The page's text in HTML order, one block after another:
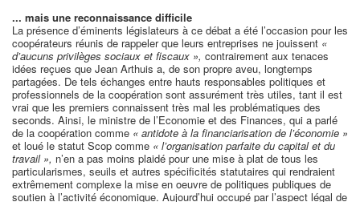
... mais une reconnaissance difficile
La présence d’éminents législateurs à ce débat a été l’occasion pour les
coopérateurs réunis de rappeler que leurs entreprises ne jouissent «
d’aucuns privilèges sociaux et fiscaux », contrairement aux tenaces
idées reçues que Jean Arthuis a, de son propre aveu, longtemps
partagées. De tels échanges entre hauts responsables politiques et
professionnels de la coopération sont assurément très utiles, tant il est
vrai que les premiers connaissent très mal les problématiques des
seconds. Ainsi, le ministre de l’Economie et des Finances, qui a parlé
de la coopération comme « antidote à la financiarisation de l’économie »
et loué le statut Scop comme « l’organisation parfaite du capital et du
travail », n’en a pas moins plaidé pour une mise à plat de tous les
particularismes, seuils et autres spécificités statutaires qui rendraient
extrêmement complexe la mise en oeuvre de politiques publiques de
soutien à l’activité économique. Aujourd’hui occupé par l’aspect légal de